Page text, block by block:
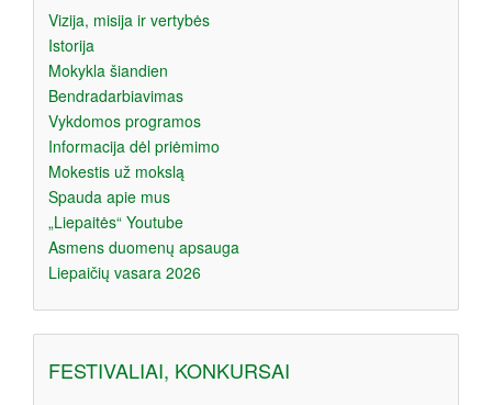
Vizija, misija ir vertybės
Istorija
Mokykla šiandien
Bendradarbiavimas
Vykdomos programos
Informacija dėl priėmimo
Mokestis už mokslą
Spauda apie mus
„Liepaitės“ Youtube
Asmens duomenų apsauga
Liepaičių vasara 2026
FESTIVALIAI, KONKURSAI